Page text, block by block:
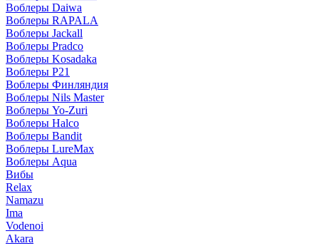
Воблеры Daiwa
Воблеры RAPALA
Воблеры Jackall
Воблеры Pradco
Воблеры Kosadaka
Воблеры P21
Воблеры Финляндия
Воблеры Nils Master
Воблеры Yo-Zuri
Воблеры Halco
Воблеры Bandit
Воблеры LureMax
Воблеры Aqua
Вибы
Relax
Namazu
Ima
Vodenoi
Akara